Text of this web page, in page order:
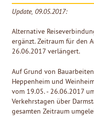
Update, 09.05.2017:
Alternative
ergänzt. Zeitraum für den
26.06.2017 verlängert.
Auf Grund von
Heppenheim und
vom 19.05. - 26.06.2017
Verkehrstagen über
gesamten Zeitraum